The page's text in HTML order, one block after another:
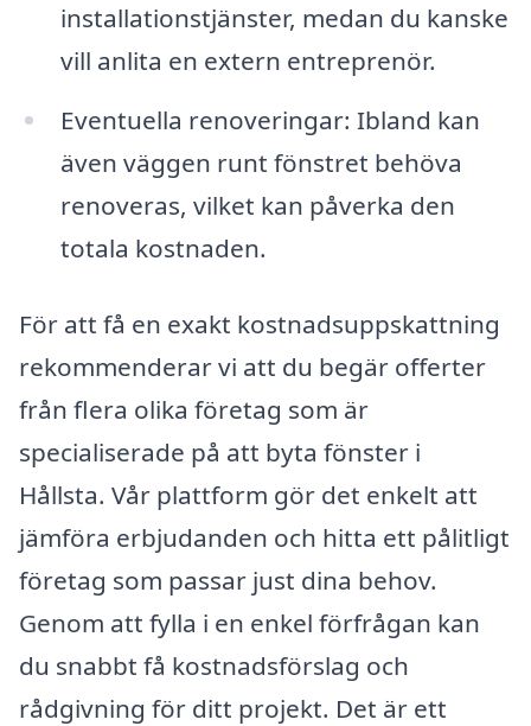
installationstjänster, medan du kanske
vill anlita en extern entreprenör.
Eventuella renoveringar: Ibland kan
även väggen runt fönstret behöva
renoveras, vilket kan påverka den
totala kostnaden.
För att få en exakt kostnadsuppskattning
rekommenderar vi att du begär offerter
från flera olika företag som är
specialiserade på att byta fönster i
Hållsta. Vår plattform gör det enkelt att
jämföra erbjudanden och hitta ett pålitligt
företag som passar just dina behov.
Genom att fylla i en enkel förfrågan kan
du snabbt få kostnadsförslag och
rådgivning för ditt projekt. Det är ett